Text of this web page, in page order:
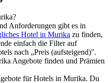
Anforderungen gibt es in
Hotel in Murika zu finden,
einfach die Filter auf
nach „Preis (aufsteigend)".
Angebote finden und Prämien
für Hotels in Murika. Du